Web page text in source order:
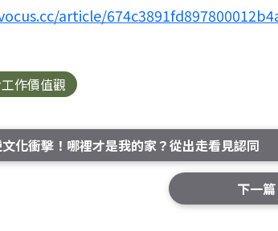
article/
作價值觀
文化衝擊！哪裡才是我的家？從出走看見認同
下一